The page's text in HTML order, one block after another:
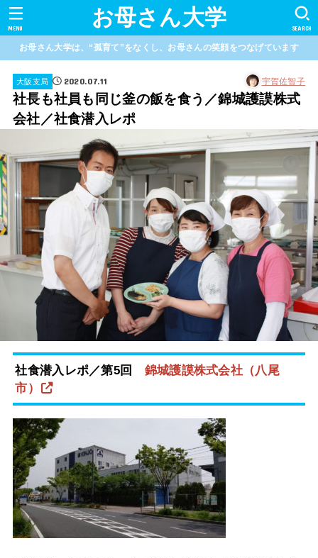
お母さん大学 SEARCH
MENU
お母さん大学は、“孤育て”をなくし、お母さんの笑顔をつなげています
大阪支局 2020.07.11 宇賀佐智子
社長も社員も同じ釜の飯を食う／錦城護謨株式
会社／社食潜入レポ
社食潜入レポ／第5回 錦城護謨株式会社（八尾
市）